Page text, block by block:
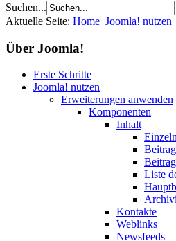
Suchen...
Aktuelle Seite: Home Joomla! nutzen
Über Joomla!
Erste Schritte
Joomla! nutzen
Erweiterungen anwenden
Komponenten
Inhalt
Liste
Kontakte
Weblinks
Newsfeeds